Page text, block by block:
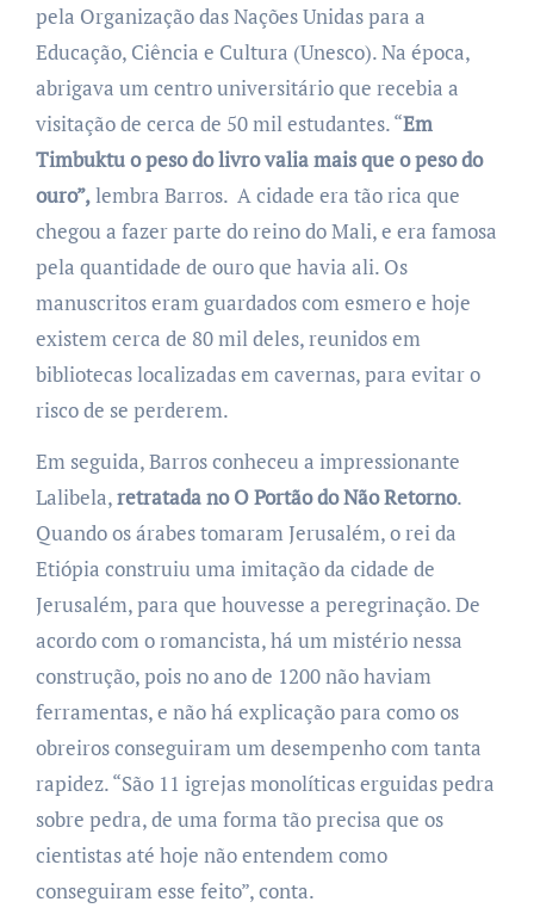
pela Organização das Nações Unidas para a
Educação, Ciência e Cultura (Unesco). Na época,
abrigava um centro universitário que recebia a
visitação de cerca de 50 mil estudantes. “Em
Timbuktu o peso do livro valia mais que o peso do
ouro”,lembra Barros. A cidade era tão rica que
chegou a fazer parte do reino do Mali, e era famosa
pela quantidade de ouro que havia ali. Os
manuscritos eram guardados com esmero e hoje
existem cerca de 80 mil deles, reunidos em
bibliotecas localizadas em cavernas, para evitar o
risco de se perderem.
Em seguida, Barros conheceu a impressionante
Lalibela,retratada no O Portão do Não Retorno.
Quando os árabes tomaram Jerusalém, o rei da
Etiópia construiu uma imitação da cidade de
Jerusalém, para que houvesse a peregrinação. De
acordo com o romancista, há um mistério nessa
construção, pois no ano de 1200 não haviam
ferramentas, e não há explicação para como os
obreiros conseguiram um desempenho com tanta
rapidez. “São 11 igrejas monolíticas erguidas pedra
sobre pedra, de uma forma tão precisa que os
cientistas até hoje não entendem como
conseguiram esse feito”, conta.